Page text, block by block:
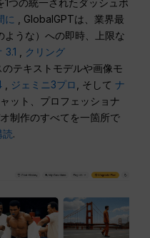
に
, GlobalGPTは、業界最
うな）への即時、上限な
3.1
クリング
テキストモデルや画像モ
ジェミニ3プロ , そしてナ
ット、プロフェッショナ
制作のすべてを一箇所で
読.